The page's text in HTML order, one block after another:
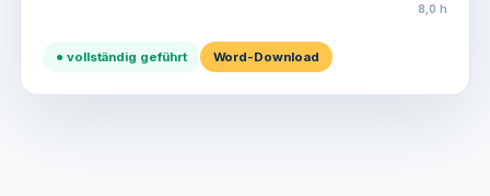
8,0 h
● vollständig geführt Word-Download